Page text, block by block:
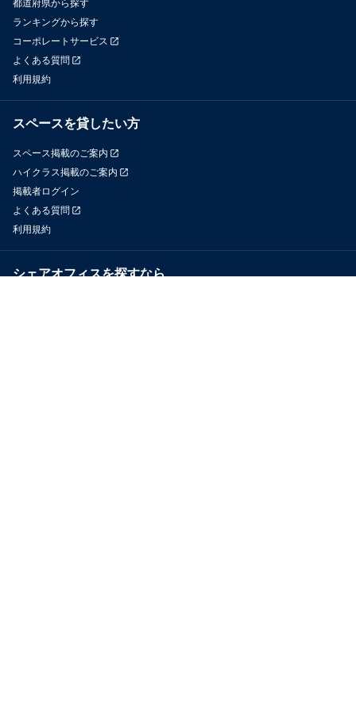
都道府県から探す
ランキングから探す
コーポレートサービス
よくある質問
利用規約
スペースを貸したい方
スペース掲載のご案内
ハイクラス掲載のご案内
掲載者ログイン
よくある質問
利用規約
シェアオフィスを探すなら